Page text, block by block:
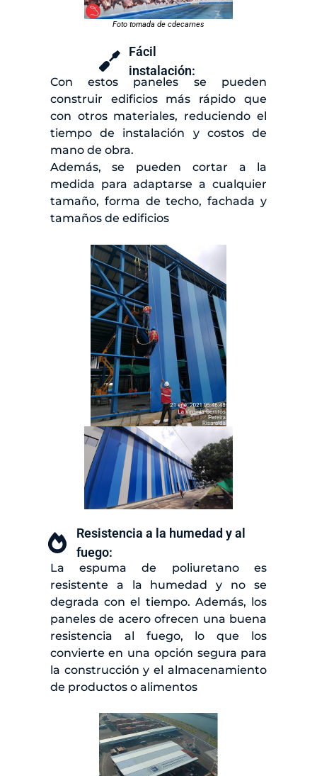
Foto tomada de cdecarnes
Fácil
instalación:
Con estos paneles se pueden
construir edificios más rápido que
con otros materiales, reduciendo el
tiempo de instalación y costos de
mano de obra.
Además, se pueden cortar a la
medida para adaptarse a cualquier
tamaño, forma de techo, fachada y
tamaños de edificios
Resistencia a la humedad y al
fuego:
La espuma de poliuretano es
resistente a la humedad y no se
degrada con el tiempo. Además, los
paneles de acero ofrecen una buena
resistencia al fuego, lo que los
convierte en una opción segura para
la construcción y el almacenamiento
de productos o alimentos